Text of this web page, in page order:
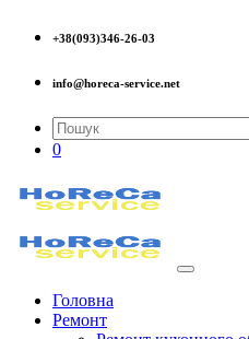
+38(093)346-26-03
info@horeca-service.net
0
Головна
Ремонт